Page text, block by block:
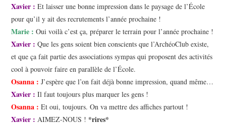
Xavier : Et laisser une bonne impression dans le paysage de l’École
pour qu’il y ait des recrutements l’année prochaine !
Marie : Oui voilà c’est ça, préparer le terrain pour l’année prochaine !
Xavier : Que les gens soient bien conscients que l’ArchéoClub existe,
et que ça fait partie des associations sympas qui proposent des activités
cool à pouvoir faire en parallèle de l’École.
Osanna : J’espère que l’on fait déjà bonne impression, quand même…
Xavier : Il faut toujours plus marquer les gens !
Osanna : Et oui, toujours. On va mettre des affiches partout !
Xavier : AIMEZ-NOUS ! *rires*